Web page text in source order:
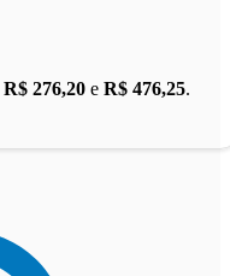
R$ 276,20 e R$ 476,25.